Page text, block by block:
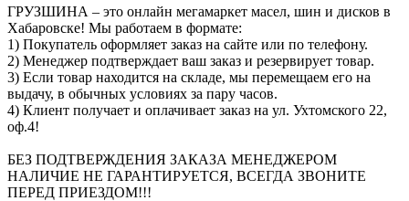
ГРУЗШИНА – это онлайн мегамаркет масел, шин и дисков в
Хабаровске! Мы работаем в формате:
1) Покупатель оформляет заказ на сайте или по телефону.
2) Менеджер подтверждает ваш заказ и резервирует товар.
3) Если товар находится на складе, мы перемещаем его на
выдачу, в обычных условиях за пару часов.
4) Клиент получает и оплачивает заказ на ул. Ухтомского 22,
оф.4!
БЕЗ ПОДТВЕРЖДЕНИЯ ЗАКАЗА МЕНЕДЖЕРОМ
НАЛИЧИЕ НЕ ГАРАНТИРУЕТСЯ, ВСЕГДА ЗВОНИТЕ
ПЕРЕД ПРИЕЗДОМ!!!